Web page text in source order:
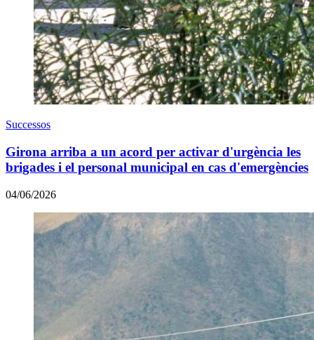
Successos
Girona arriba a un acord per activar d'urgència les
brigades i el personal municipal en cas d'emergències
04/06/2026